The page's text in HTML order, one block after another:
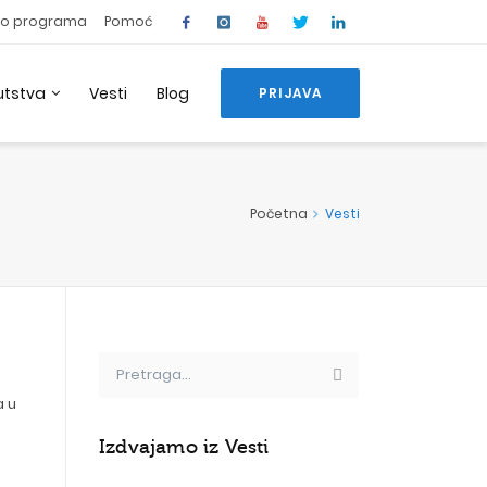
programa Pomoć
Vesti Blog PRIJAVA
Početna Vesti
u
Izdvajamo iz Vesti